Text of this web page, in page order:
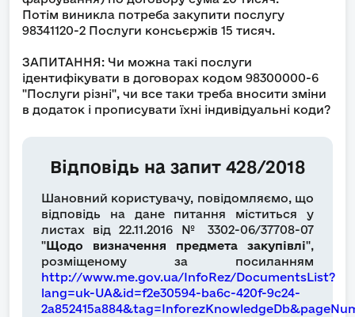
Потім виникла потреба закупити послугу
98341120-2 Послуги консьєржів 15 тисяч.
ЗАПИТАННЯ: Чи можна такі послуги
ідентифікувати в договорах кодом 98300000-6
"Послуги різні", чи все таки треба вносити зміни
в додаток і прописувати їхні індивідуальні коди?
Відповідь на запит 428/2018
Шановний користувачу, повідомляємо, що
відповідь на дане питання міститься у
листах від 22.11.2016 № 3302-06/37708-07
"Щодо визначення предмета закупівлі",
розміщеному за посиланням
http://www.me.gov.ua/InfoRez/DocumentsList?
lang=uk-UA&id=f2e30594-ba6c-420f-9c24-